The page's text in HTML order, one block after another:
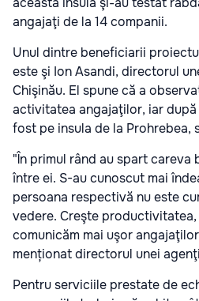
angajaţi de la 14 companii.
Unul dintre beneficiarii
este şi Ion Asandi, directorul
Chişinău. El spune că a
activitatea angajaţilor, iar
fost pe insula de la Prohrebea,
"În primul rând au spart careva
între ei. S-au cunoscut mai
persoana respectivă nu este
vedere. Creşte
comunicăm mai uşor
menționat directorul unei
Pentru serviciile prestate de